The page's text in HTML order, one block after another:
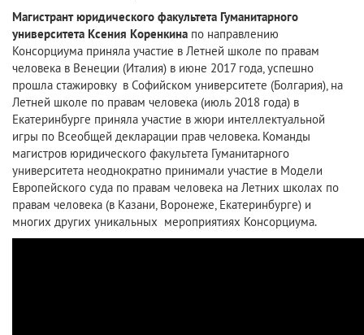
Магистрант юридического факультета Гуманитарного
университета Ксения Коренкина по направлению
Консорциума приняла участие в Летней школе по правам
человека в Венеции (Италия) в июне 2017 года, успешно
прошла стажировку в Софийском университете (Болгария), на
Летней школе по правам человека (июль 2018 года) в
Екатеринбурге приняла участие в жюри интеллектуальной
игры по Всеобщей декларации прав человека. Команды
магистров юридического факультета Гуманитарного
университета неоднократно принимали участие в Модели
Европейского суда по правам человека на Летних школах по
правам человека (в Казани, Воронеже, Екатеринбурге) и
многих других уникальных мероприятиях Консорциума.